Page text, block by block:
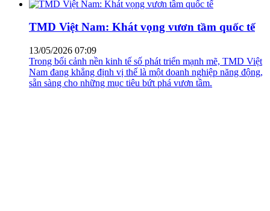
TMD Việt Nam: Khát vọng vươn tầm quốc tế
13/05/2026 07:09
Trong bối cảnh nền kinh tế số phát triển mạnh mẽ, TMD Việt
Nam đang khẳng định vị thế là một doanh nghiệp năng động,
sẵn sàng cho những mục tiêu bứt phá vươn tầm.